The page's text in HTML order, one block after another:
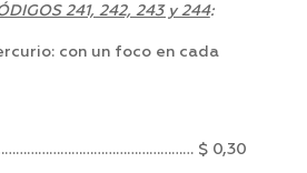
241, 242, 243 y 244:
con un foco en cada
$ 0,30